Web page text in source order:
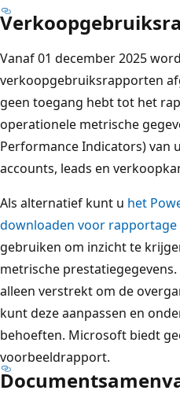
Vanaf 01 december 2025
verkoopgebruiksrapporten
geen toegang hebt tot het
operationele metrische
Performance Indicators) van
accounts, leads en
Als alternatief kunt u het
downloaden voor
gebruiken om inzicht te
metrische
alleen verstrekt om de
kunt deze aanpassen en
behoeften. Microsoft biedt
voorbeeldrapport.